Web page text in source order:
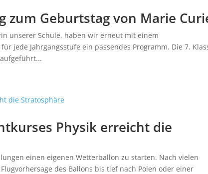
zum Geburtstag von Marie
unserer Schule, haben wir erneut mit einem
jede Jahrgangsstufe ein passendes Programm. Die 7.
Physik erreicht die
einen eigenen Wetterballon zu starten. Nach vielen
des Ballons bis tief nach Polen oder einer